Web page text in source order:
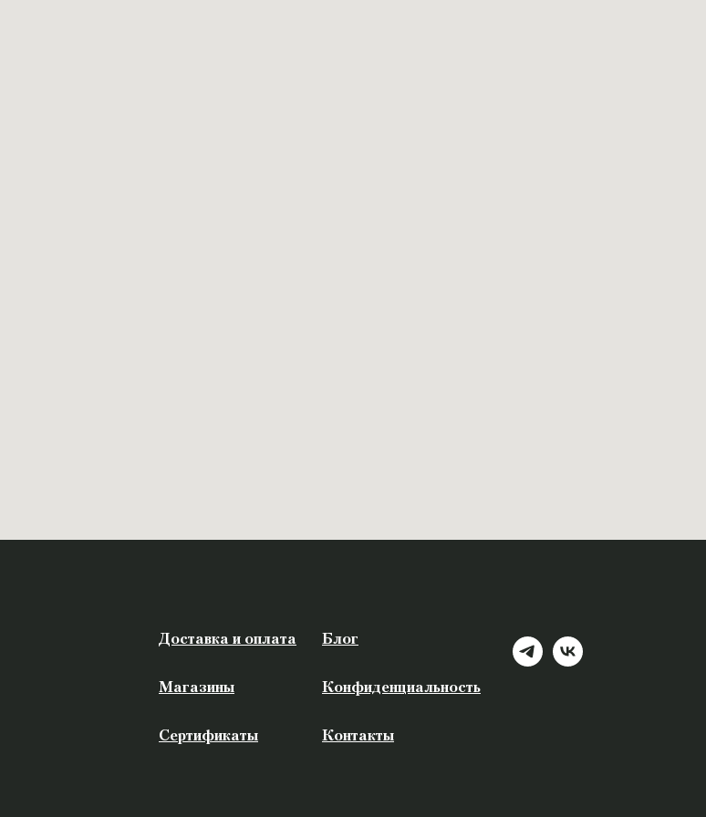
Доставка и оплата
Магазины
Сертификаты
Блог
Конфиденциальность
Контакты